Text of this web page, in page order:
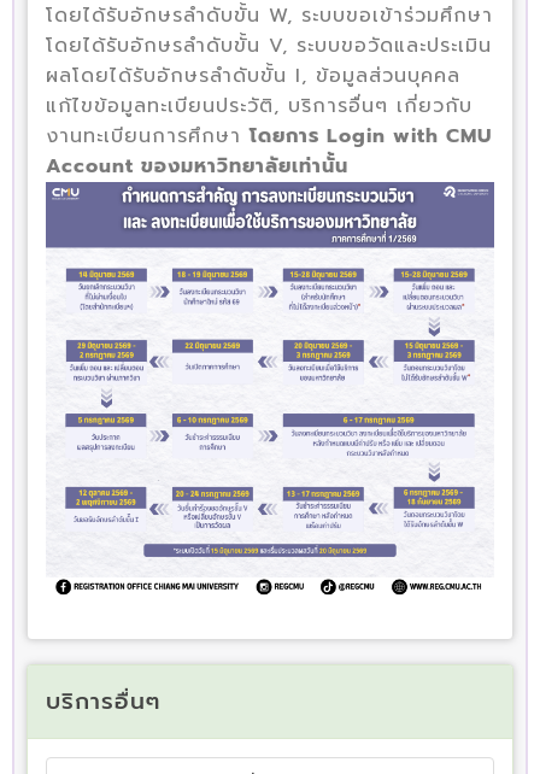
โดยได้รับอักษรลำดับขั้น W, ระบบขอเข้าร่วมศึกษา
โดยได้รับอักษรลำดับขั้น V, ระบบขอวัดและประเมิน
ผลโดยได้รับอักษรลำดับขั้น I, ข้อมูลส่วนบุคคล
แก้ไขข้อมูลทะเบียนประวัติ, บริการอื่นๆ เกี่ยวกับ
งานทะเบียนการศึกษาโดยการ Login with CMU
Account ของมหาวิทยาลัยเท่านั้น
บริการอื่นๆ